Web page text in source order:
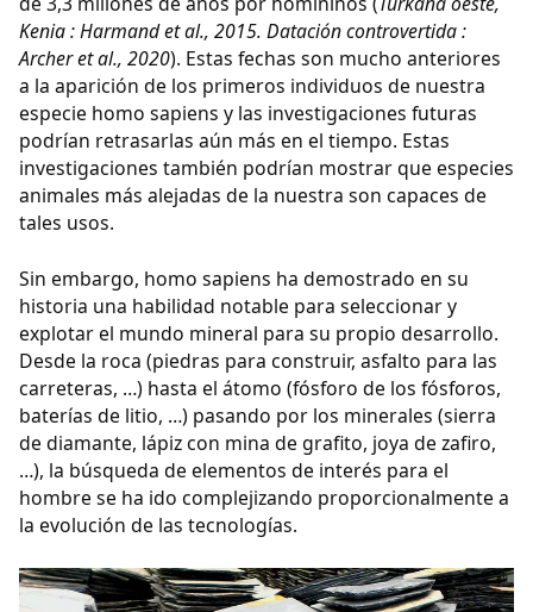
Kenia : Harmand et al., 2015. Datación controvertida :
Archer et al., 2020). Estas fechas son mucho anteriores
a la aparición de los primeros individuos de nuestra
especie homo sapiens y las investigaciones futuras
podrían retrasarlas aún más en el tiempo. Estas
investigaciones también podrían mostrar que especies
animales más alejadas de la nuestra son capaces de
tales usos.
Sin embargo, homo sapiens ha demostrado en su
historia una habilidad notable para seleccionar y
explotar el mundo mineral para su propio desarrollo.
Desde la roca (piedras para construir, asfalto para las
carreteras, …) hasta el átomo (fósforo de los fósforos,
baterías de litio, …) pasando por los minerales (sierra
de diamante, lápiz con mina de grafito, joya de zafiro,
…), la búsqueda de elementos de interés para el
hombre se ha ido complejizando proporcionalmente a
la evolución de las tecnologías.